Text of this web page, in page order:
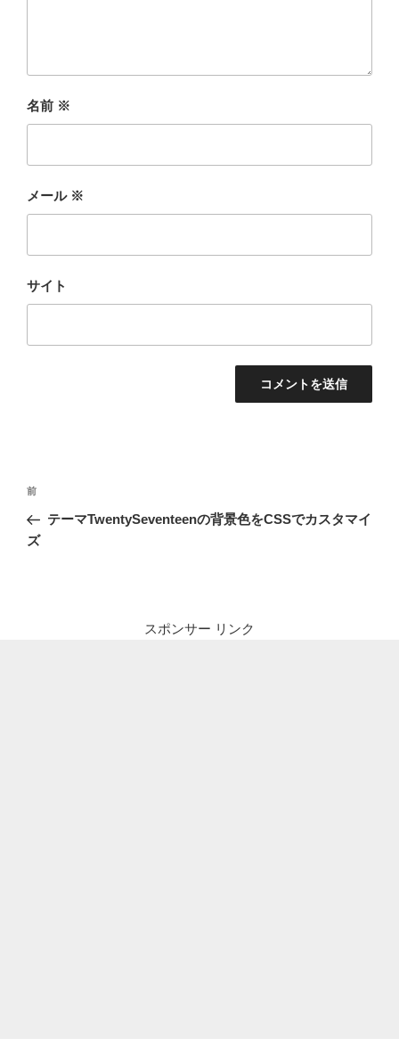
名前 ※
メール ※
サイト
投
ナ
前
の
投
前
テーマTwentySeventeenの背景色をCSSでカスタマイ
ズ
スポンサー リンク